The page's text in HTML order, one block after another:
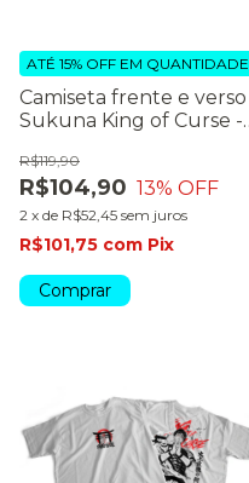
Camiseta frente e verso
Sukuna King of Curse -
R$104,90
R$119,90
13% OFF
2 x de R$52,45 sem juros
ATÉ 15% OFF EM QUANTIDADE
R$101,75 com Pix
Comprar